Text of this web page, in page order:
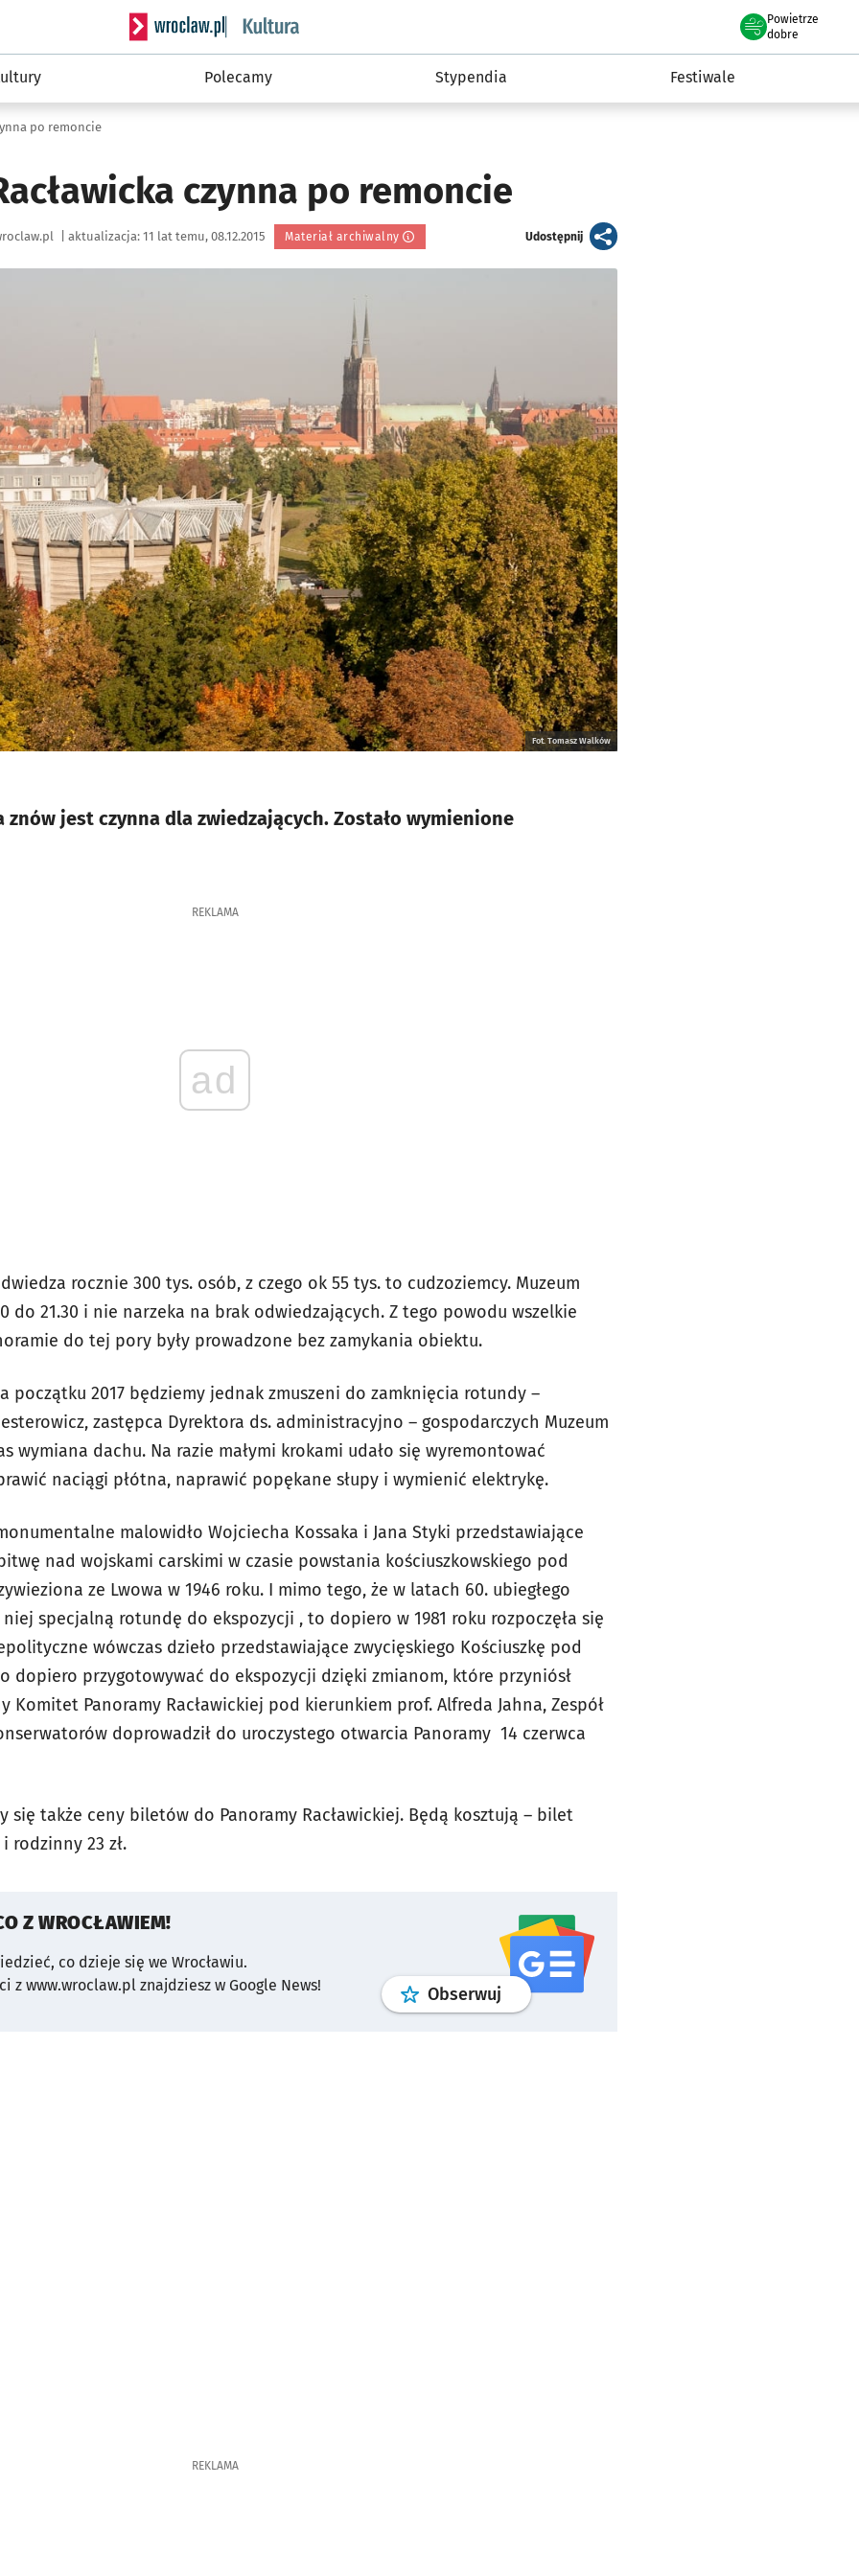
Serwis informacyjny wroclaw.pl podserwis: Kultura
Powietrze
we Wrocławiu
dobre
Polecamy Stypendia Festiwale
po remoncie
czynna po remoncie
aktualizacja: 11 lat temu, 08.12.2015 Materiał archiwalny Udostępnijartykuł
Fot. Tomasz Walków
znów jest czynna dla zwiedzających. Zostało wymienione
REKLAMA
ad
rocznie 300 tys. osób, z czego ok 55 tys. to cudzoziemcy. Muzeum
do 21.30 i nie narzeka na brak odwiedzających. Z tego powodu wszelkie
do tej pory były prowadzone bez zamykania obiektu.
początku 2017 będziemy jednak zmuszeni do zamknięcia rotundy –
zastępca Dyrektora ds. administracyjno – gospodarczych Muzeum
wymiana dachu. Na razie małymi krokami udało się wyremontować
naciągi płótna, naprawić popękane słupy i wymienić elektrykę.
malowidło Wojciecha Kossaka i Jana Styki przedstawiające
nad wojskami carskimi w czasie powstania kościuszkowskiego pod
ze Lwowa w 1946 roku. I mimo tego, że w latach 60. ubiegłego
specjalną rotundę do ekspozycji , to dopiero w 1981 roku rozpoczęła się
wówczas dzieło przedstawiające zwycięskiego Kościuszkę pod
dopiero przygotowywać do ekspozycji dzięki zmianom, które przyniósł
Komitet Panoramy Racławickiej pod kierunkiem prof. Alfreda Jahna, Zespół
doprowadził do uroczystego otwarcia Panoramy 14 czerwca
się także ceny biletów do Panoramy Racławickiej. Będą kosztują – bilet
rodzinny 23 zł.
Z WROCŁAWIEM!
co dzieje się we Wrocławiu.
z www.wroclaw.pl znajdziesz w Google News!
Obserwuj profilgoogle news
REKLAMA